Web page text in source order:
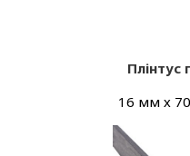
Плінтус
16 мм х